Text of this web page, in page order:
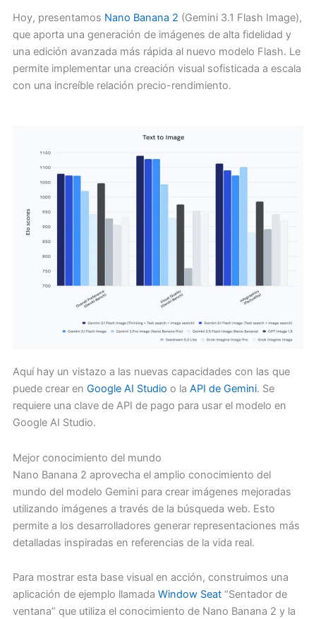
Hoy, presentamos Nano Banana 2 (Gemini 3.1 Flash Image),
que aporta una generación de imágenes de alta fidelidad y
una edición avanzada más rápida al nuevo modelo Flash. Le
permite implementar una creación visual sofisticada a escala
con una increíble relación precio-rendimiento.
Aquí hay un vistazo a las nuevas capacidades con las que
puede crear en Google AI Studio o la API de Gemini. Se
requiere una clave de API de pago para usar el modelo en
Google AI Studio.
Mejor conocimiento del mundo
Nano Banana 2 aprovecha el amplio conocimiento del
mundo del modelo Gemini para crear imágenes mejoradas
utilizando imágenes a través de la búsqueda web. Esto
permite a los desarrolladores generar representaciones más
detalladas inspiradas en referencias de la vida real.
Para mostrar esta base visual en acción, construimos una
aplicación de ejemplo llamada Window Seat “Sentador de
ventana” que utiliza el conocimiento de Nano Banana 2 y la